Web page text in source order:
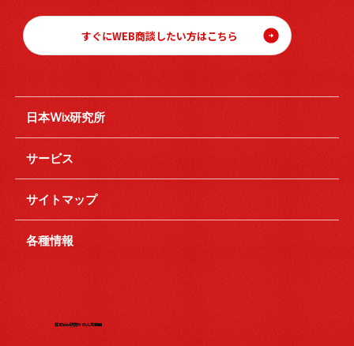
すぐにWEB商談したい方はこちら
日本Wix研究所の人気動画
日本Wix研究所
サービス
サイトマップ
各種情報